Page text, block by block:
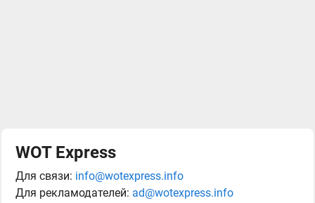
WOT Express
Для связи: info@wotexpress.info
Для рекламодателей: ad@wotexpress.info